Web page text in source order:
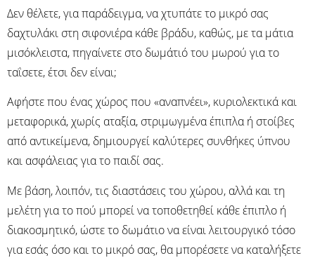
Δεν θέλετε, για παράδειγμα, να χτυπάτε το μικρό σας
δαχτυλάκι στη σιφονιέρα κάθε βράδυ, καθώς, με τα μάτια
μισόκλειστα, πηγαίνετε στο δωμάτιό του μωρού για το
ταΐσετε, έτσι δεν είναι;
Αφήστε που ένας χώρος που «αναπνέει», κυριολεκτικά και
μεταφορικά, χωρίς αταξία, στριμωγμένα έπιπλα ή στοίβες
από αντικείμενα, δημιουργεί καλύτερες συνθήκες ύπνου
και ασφάλειας για το παιδί σας.
Με βάση, λοιπόν, τις διαστάσεις του χώρου, αλλά και τη
μελέτη για το πού μπορεί να τοποθετηθεί κάθε έπιπλο ή
διακοσμητικό, ώστε το δωμάτιο να είναι λειτουργικό τόσο
για εσάς όσο και το μικρό σας, θα μπορέσετε να καταλήξετε